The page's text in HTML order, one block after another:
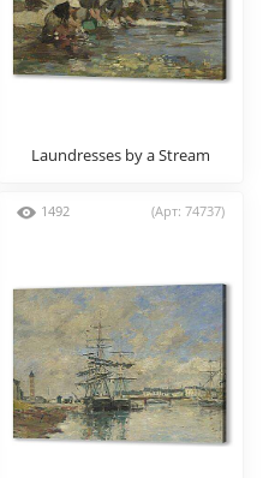
Laundresses by a Stream
1492 (Арт: 74737)